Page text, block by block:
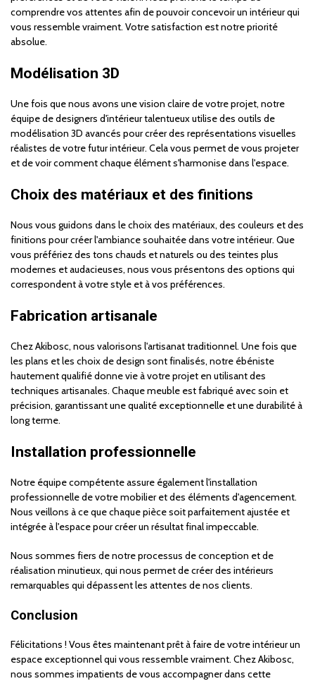
comprendre vos attentes afin de pouvoir concevoir un intérieur qui
vous ressemble vraiment. Votre satisfaction est notre priorité
absolue.
Modélisation 3D
Une fois que nous avons une vision claire de votre projet, notre
équipe de designers d'intérieur talentueux utilise des outils de
modélisation 3D avancés pour créer des représentations visuelles
réalistes de votre futur intérieur. Cela vous permet de vous projeter
et de voir comment chaque élément s'harmonise dans l'espace.
Choix des matériaux et des finitions
Nous vous guidons dans le choix des matériaux, des couleurs et des
finitions pour créer l'ambiance souhaitée dans votre intérieur. Que
vous préfériez des tons chauds et naturels ou des teintes plus
modernes et audacieuses, nous vous présentons des options qui
correspondent à votre style et à vos préférences.
Fabrication artisanale
Chez Akibosc, nous valorisons l'artisanat traditionnel. Une fois que
les plans et les choix de design sont finalisés, notre ébéniste
hautement qualifié donne vie à votre projet en utilisant des
techniques artisanales. Chaque meuble est fabriqué avec soin et
précision, garantissant une qualité exceptionnelle et une durabilité à
long terme.
Installation professionnelle
Notre équipe compétente assure également l'installation
professionnelle de votre mobilier et des éléments d'agencement.
Nous veillons à ce que chaque pièce soit parfaitement ajustée et
intégrée à l'espace pour créer un résultat final impeccable.
Nous sommes fiers de notre processus de conception et de
réalisation minutieux, qui nous permet de créer des intérieurs
remarquables qui dépassent les attentes de nos clients.
Conclusion
Félicitations ! Vous êtes maintenant prêt à faire de votre intérieur un
espace exceptionnel qui vous ressemble vraiment. Chez Akibosc,
nous sommes impatients de vous accompagner dans cette